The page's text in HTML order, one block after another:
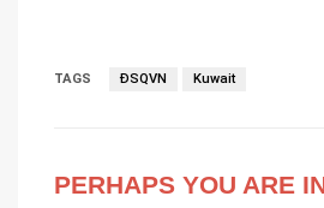
TAGS ĐSQVN Kuwait
PERHAPS YOU ARE